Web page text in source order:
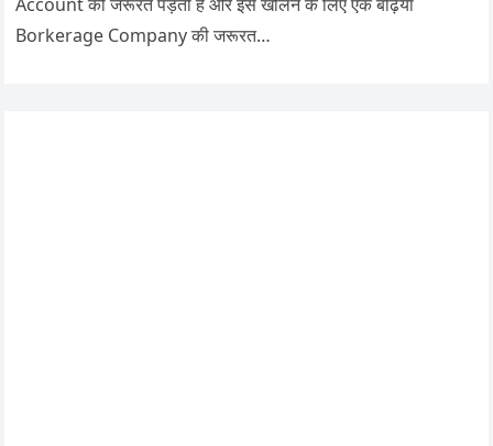
Borkerage Company की जरूरत…